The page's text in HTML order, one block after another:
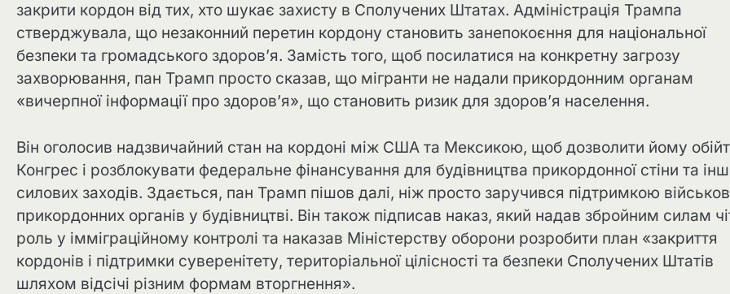
закрити кордон від тих, хто шукає захисту в Сполучених Штатах. Адміністрація Трампа
стверджувала, що незаконний перетин кордону становить занепокоєння для національної
безпеки та громадського здоров’я. Замість того, щоб посилатися на конкретну загрозу
захворювання, пан Трамп просто сказав, що мігранти не надали прикордонним органам
«вичерпної інформації про здоров’я», що становить ризик для здоров’я населення.
Він оголосив надзвичайний стан на кордоні між США та Мексикою, щоб дозволити йому
Конгрес і розблокувати федеральне фінансування для будівництва прикордонної стіни та
силових заходів. Здається, пан Трамп пішов далі, ніж просто заручився підтримкою
прикордонних органів у будівництві. Він також підписав наказ, який надав збройним силам
роль у імміграційному контролі та наказав Міністерству оборони розробити план «закриття
кордонів і підтримки суверенітету, територіальної цілісності та безпеки Сполучених Штатів
шляхом відсічі різним формам вторгнення».